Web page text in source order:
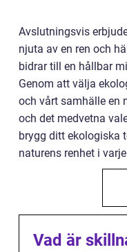
Avslutningsvis
njuta av en ren och
bidrar till en hållbar
Genom att välja
och vårt samhälle en
och det medvetna
brygg ditt ekologiska
naturens renhet i
Vad är